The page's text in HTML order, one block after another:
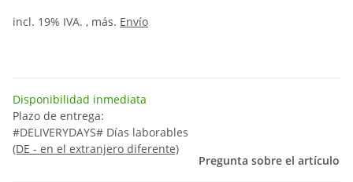
incl. 19% IVA. , más. Envío
Disponibilidad inmediata
Plazo de entrega:
#DELIVERYDAYS# Días laborables
(DE - en el extranjero diferente)
Pregunta sobre el artículo